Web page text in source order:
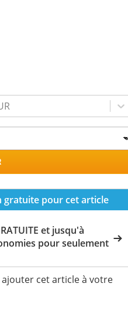
gratuite pour cet article
et jusqu'à
pour seulement
cet article à votre